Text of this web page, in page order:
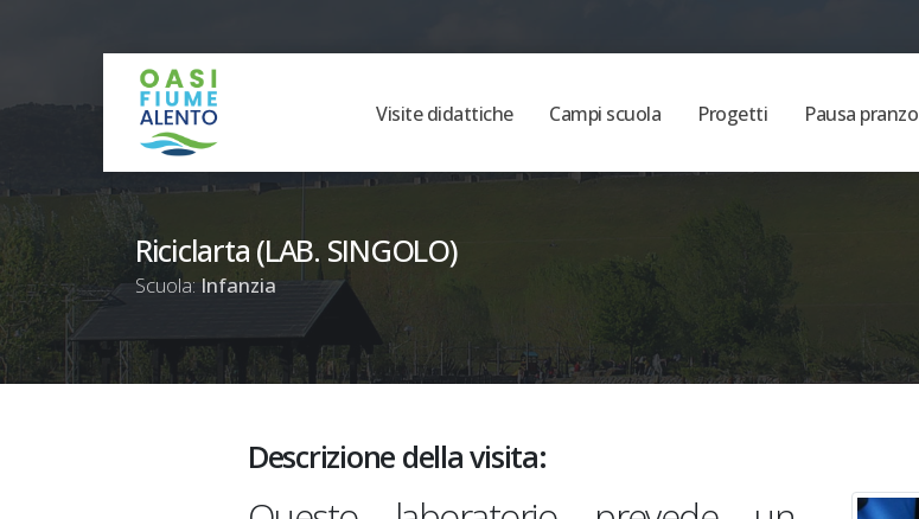
Visite didattiche Campi scuola Progetti Pausa pranzo
Riciclarta (LAB. SINGOLO)
Scuola: Infanzia
Descrizione della visita: